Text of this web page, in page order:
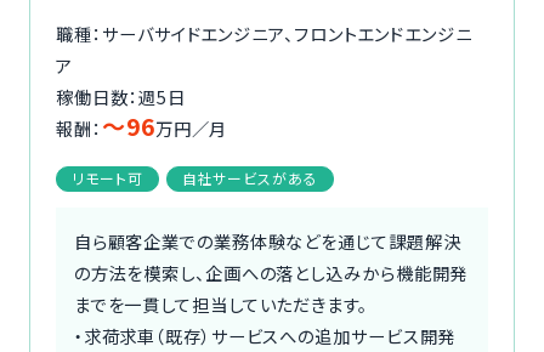
職種：サーバサイドエンジニア、フロントエンドエンジニ
ア
稼働日数：週5日
報酬： 〜96万円／月
リモート可 自社サービスがある
自ら顧客企業での業務体験などを通じて課題解決
の方法を模索し、企画への落とし込みから機能開発
までを一貫して担当していただきます。
・求荷求車（既存）サービスへの追加サービス開発